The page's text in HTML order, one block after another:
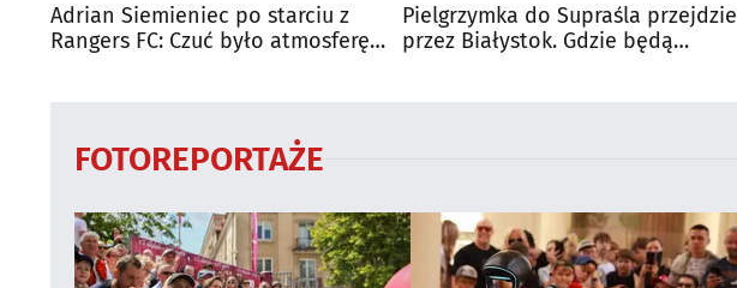
Adrian Siemieniec po starciu z
Rangers FC: Czuć było atmosferę
Pielgrzymka do Supraśla przejdzie
przez Białystok. Gdzie będą
FOTOREPORTAŻE